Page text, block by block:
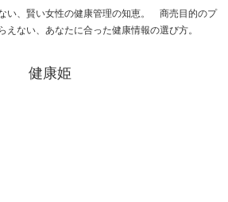
い、賢い女性の健康管理の知恵。 商売目的のプ
えない、あなたに合った健康情報の選び方。
健康姫